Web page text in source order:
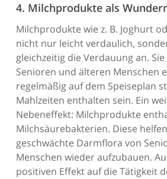
4. Milchprodukte als
Milchprodukte wie z. B. Joghurt
nicht nur leicht verdaulich,
gleichzeitig die Verdauung an.
Senioren und älteren Menschen
regelmäßig auf dem Speiseplan
Mahlzeiten enthalten sein. Ein
Nebeneffekt: Milchprodukte
Milchsäurebakterien. Diese
geschwächte Darmflora von
Menschen wieder aufzubauen.
positiven Effekt auf die Tätigkeit